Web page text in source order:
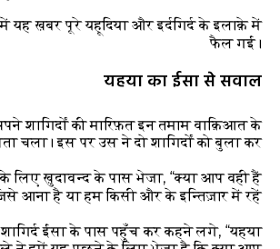
यह ख़बर पूरे यहूदिया और इर्दगिर्द के इलाक़े में
फैल गई।
यहया का ईसा से सवाल
शागिर्दों की मारिफ़त इन तमाम वाक़िआत के
चला। इस पर उस ने दो शागिर्दों को बुला कर
लिए ख़ुदावन्द के पास भेजा, “क्या आप वही हैं
आना है या हम किसी और के इन्तिज़ार में रहें?”
ईसा के पास पहुँच कर कहने लगे, “यहया